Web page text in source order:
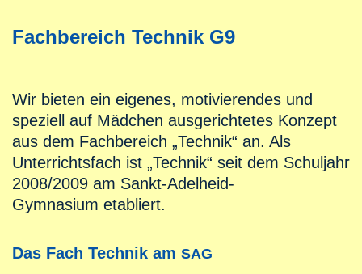
Fachbereich Technik G9
Wir bieten ein eigenes, motivierendes und
speziell auf Mädchen ausgerichtetes Konzept
aus dem Fachbereich „Technik“ an. Als
Unterrichtsfach ist „Technik“ seit dem Schuljahr
2008/2009 am Sankt-Adelheid-
Gymnasium etabliert.
Das Fach Technik am SAG